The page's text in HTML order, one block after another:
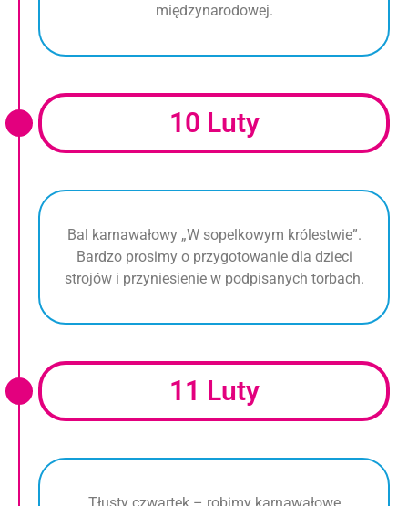
międzynarodowej.
10 Luty
Bal karnawałowy „W sopelkowym królestwie”.
Bardzo prosimy o przygotowanie dla dzieci
strojów i przyniesienie w podpisanych torbach.
11 Luty